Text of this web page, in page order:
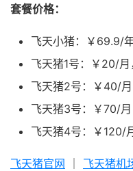
套餐价格：
飞天小猪：￥69.9/
飞天猪1号：￥20/月
飞天猪2号：￥40/
飞天猪3号：￥70/月
飞天猪4号：￥120/
飞天猪官网 飞天猪机